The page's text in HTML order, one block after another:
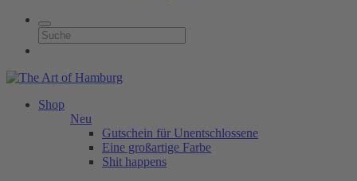
Shop
Neu
Gutschein für Unentschlossene
Eine großartige Farbe
Shit happens